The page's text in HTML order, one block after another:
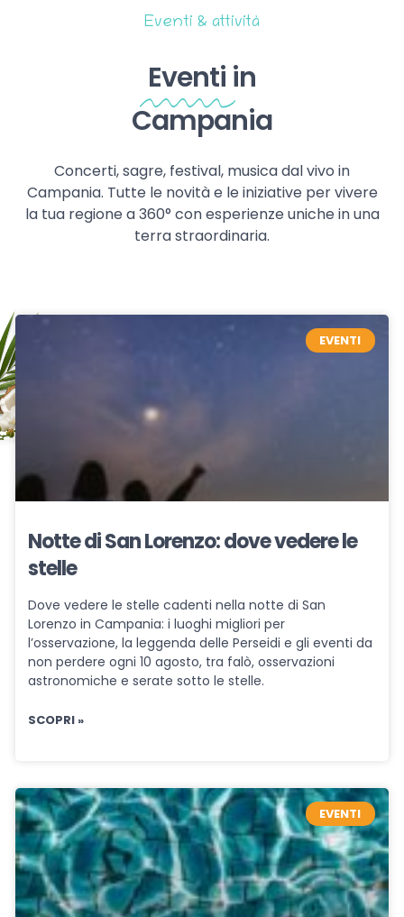
Eventi & attività
Eventi in
Campania
Concerti, sagre, festival, musica dal vivo in
Campania. Tutte le novità e le iniziative per vivere
la tua regione a 360° con esperienze uniche in una
terra straordinaria.
EVENTI
Notte di San Lorenzo: dove vedere le
stelle
Dove vedere le stelle cadenti nella notte di San
Lorenzo in Campania: i luoghi migliori per
l’osservazione, la leggenda delle Perseidi e gli eventi da
non perdere ogni 10 agosto, tra falò, osservazioni
astronomiche e serate sotto le stelle.
SCOPRI »
EVENTI